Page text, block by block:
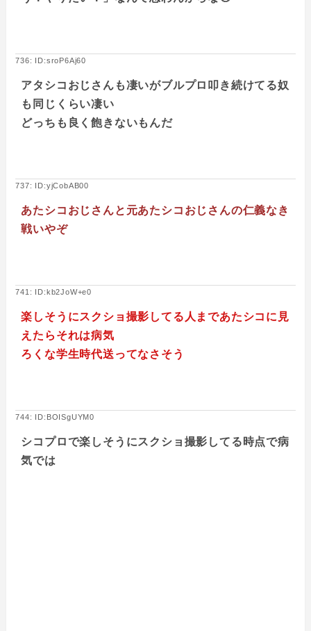
736: ID:sroP6Aj60
アタシコおじさんも凄いがブルプロ叩き続けてる奴
も同じくらい凄い
どっちも良く飽きないもんだ
737: ID:yjCobAB00
あたシコおじさんと元あたシコおじさんの仁義なき
戦いやぞ
741: ID:kb2JoW+e0
楽しそうにスクショ撮影してる人まであたシコに見
えたらそれは病気
ろくな学生時代送ってなさそう
744: ID:BOISgUYM0
シコプロで楽しそうにスクショ撮影してる時点で病
気では